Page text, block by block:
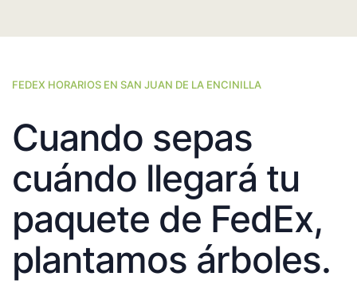
FEDEX HORARIOS EN SAN JUAN DE LA ENCINILLA
Cuando sepas
cuándo llegará tu
paquete de FedEx,
plantamos árboles.